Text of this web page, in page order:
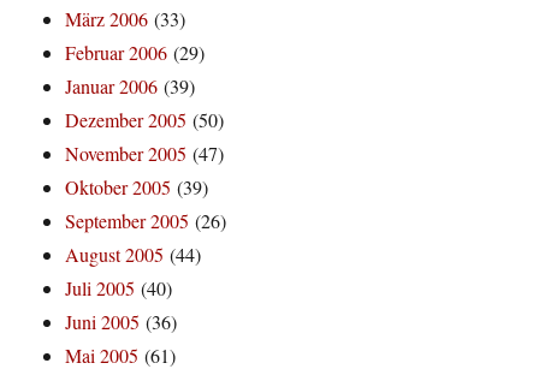
März 2006 (33)
Februar 2006 (29)
Januar 2006 (39)
Dezember 2005 (50)
November 2005 (47)
Oktober 2005 (39)
September 2005 (26)
August 2005 (44)
Juli 2005 (40)
Juni 2005 (36)
Mai 2005 (61)